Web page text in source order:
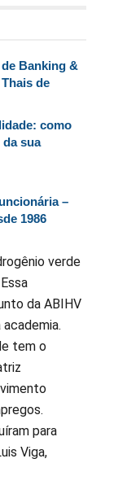
Banking &
de
como
sua
–
1986
verde
da ABIHV
tem o
para
Viga,